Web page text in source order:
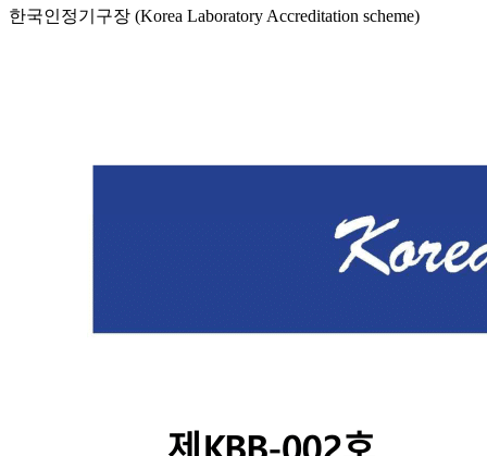
한국인정기구장 (Korea Laboratory Accreditation scheme)